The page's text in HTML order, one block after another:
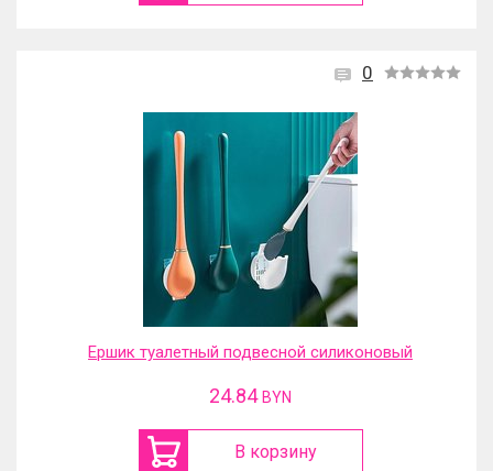
0
Ершик туалетный подвесной силиконовый
24.84 BYN
В корзину